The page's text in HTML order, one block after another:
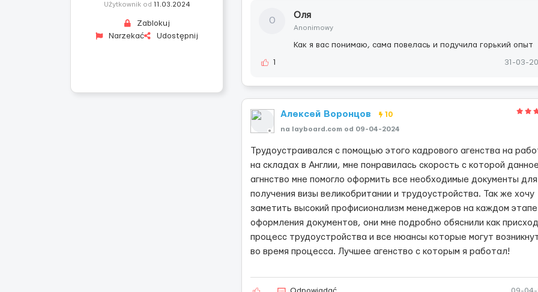
Użytkownik od 11.03.2024
Zablokuj
Narzekać
Udostępnij
О
Оля
Anonimowy
Как я вас понимаю, сама повелась и подучила горький опыт
1 31-03-
Алексей Воронцов 10
na layboard.com od 09-04-2024
Трудоустраивался с помощью этого кадрового агенства на
на складах в Англии, мне понравилась скорость с которой данное
агннство мне помогло оформить все необходимые документы для
получения визы великобритании и трудоустройства. Так же хочу
заметить высокий профисионализм менеджеров на каждом этапе
оформления документов, они мне подробно обяснили как
процесс трудоустройства и все нюансы которые могут
во время процесса. Лучшее агенство с которым я работал!